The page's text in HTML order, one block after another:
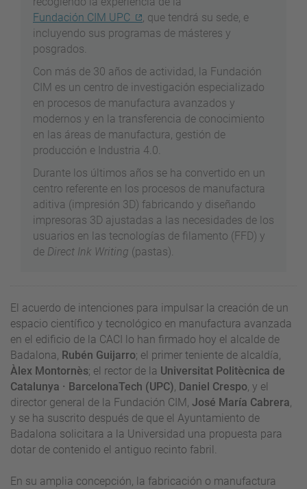
Fundación CIM UPC
, que tendrá su sede, e
incluyendo sus programas de másteres y
posgrados.
Con más de 30 años de actividad, la Fundación
CIM es un centro de investigación especializado
en procesos de manufactura avanzados y
modernos y en la transferencia de conocimiento
en las áreas de manufactura, gestión de
producción e Industria 4.0.
Durante los últimos años se ha convertido en un
centro referente en los procesos de manufactura
aditiva (impresión 3D) fabricando y diseñando
impresoras 3D ajustadas a las necesidades de los
usuarios en las tecnologías de filamento (FFD) y
de Direct Ink Writing (pastas).
El acuerdo de intenciones para impulsar la creación de un
espacio científico y tecnológico en manufactura avanzada
en el edificio de la CACI lo han firmado hoy el alcalde de
Badalona, Rubén Guijarro; el primer teniente de alcaldía,
Àlex Montornès; el rector de la Universitat Politècnica de
Catalunya · BarcelonaTech (UPC), Daniel Crespo, y el
director general de la Fundación CIM, José María Cabrera,
y se ha suscrito después de que el Ayuntamiento de
Badalona solicitara a la Universidad una propuesta para
dotar de contenido el antiguo recinto fabril.
En su amplia concepción, la fabricación o manufactura